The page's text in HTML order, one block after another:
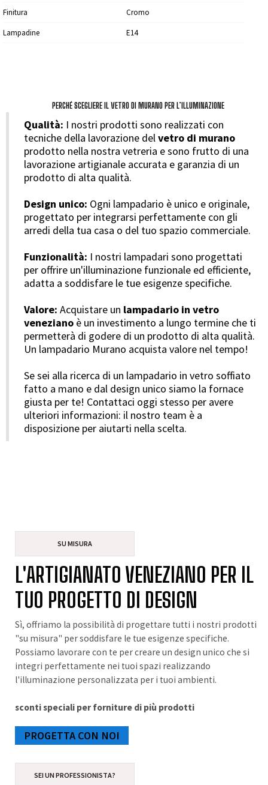
Finitura
Cromo
Lampadine
E14
PERCHÉ SCEGLIERE IL VETRO DI MURANO PER L’ILLUMINAZIONE
Qualità: I nostri prodotti sono realizzati con
tecniche della lavorazione delvetro di murano
prodotto nella nostra vetreria e sono frutto di una
lavorazione artigianale accurata e garanzia di un
prodotto di alta qualità.
Design unico: Ogni lampadario è unico e originale,
progettato per integrarsi perfettamente con gli
arredi della tua casa o del tuo spazio commerciale.
Funzionalità: I nostri lampadari sono progettati
per offrire un'illuminazione funzionale ed efficiente,
adatta a soddisfare le tue esigenze specifiche.
Valore: Acquistare un lampadario in vetro
veneziano è un investimento a lungo termine che ti
permetterà di godere di un prodotto di alta qualità.
Un lampadario Murano acquista valore nel tempo!
Se sei alla ricerca di un lampadario in vetro soffiato
fatto a mano e dal design unico siamo la fornace
giusta per te! Contattaci oggi stesso per avere
ulteriori informazioni: il nostro team è a
disposizione per aiutarti nella scelta.
SU MISURA
L'ARTIGIANATO VENEZIANO PER IL
TUO PROGETTO DI DESIGN
Sì, offriamo la possibilità di progettare tutti i nostri prodotti
"su misura" per soddisfare le tue esigenze specifiche.
Possiamo lavorare con te per creare un design unico che si
integri perfettamente nei tuoi spazi realizzando
l'illuminazione personalizzata per i tuoi ambienti.
sconti speciali per forniture di più prodotti
PROGETTA CON NOI
SEI UN PROFESSIONISTA?